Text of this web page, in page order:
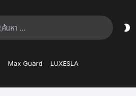
Max Guard LUXESLA